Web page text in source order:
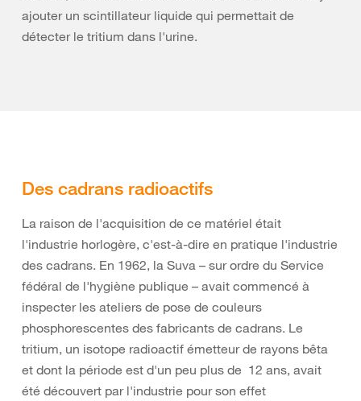
ajouter un scintillateur liquide qui permettait de
détecter le tritium dans l'urine.
Des cadrans radioactifs
La raison de l'acquisition de ce matériel était
l'industrie horlogère, c'est-à-dire en pratique l'industrie
des cadrans. En 1962, la Suva – sur ordre du Service
fédéral de l'hygiène publique – avait commencé à
inspecter les ateliers de pose de couleurs
phosphorescentes des fabricants de cadrans. Le
tritium, un isotope radioactif émetteur de rayons bêta
et dont la période est d'un peu plus de 12 ans, avait
été découvert par l'industrie pour son effet